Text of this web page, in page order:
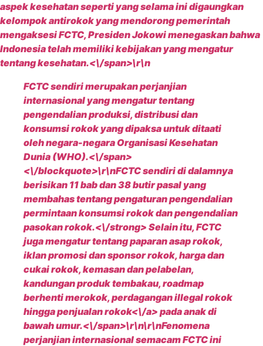
aspek kesehatan seperti yang selama ini digaungkan
kelompok antirokok yang mendorong pemerintah
mengaksesi FCTC, Presiden Jokowi menegaskan bahwa
Indonesia telah memiliki kebijakan yang mengatur
tentang kesehatan.<\/span>\r\n
FCTC sendiri merupakan perjanjian
internasional yang mengatur tentang
pengendalian produksi, distribusi dan
konsumsi rokok yang dipaksa untuk ditaati
oleh negara-negara Organisasi Kesehatan
Dunia (WHO).<\/span>
<\/blockquote>\r\nFCTC sendiri di dalamnya
berisikan 11 bab dan 38 butir pasal yang
membahas tentang pengaturan pengendalian
permintaan konsumsi rokok dan pengendalian
pasokan rokok.<\/strong> Selain itu, FCTC
juga mengatur tentang paparan asap rokok,
iklan promosi dan sponsor rokok, harga dan
cukai rokok, kemasan dan pelabelan,
kandungan produk tembakau, roadmap
berhenti merokok, perdagangan illegal rokok
hingga penjualanrokok<\/a> pada anak di
bawah umur.<\/span>\r\n\r\nFenomena
perjanjian internasional semacam FCTC ini